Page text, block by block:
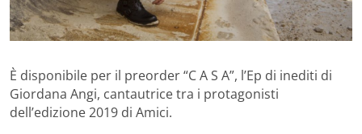
È disponibile per il preorder “C A S A”, l’Ep di inediti di
Giordana Angi, cantautrice tra i protagonisti
dell’edizione 2019 di Amici.